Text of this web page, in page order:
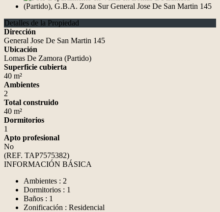
Detalles de la Propiedad
Dirección
General Jose De San Martin 145
Ubicación
Lomas De Zamora (Partido)
Superficie cubierta
40 m²
Ambientes
2
Total construido
40 m²
Dormitorios
1
Apto profesional
No
(REF. TAP7575382)
INFORMACIÓN BÁSICA
Ambientes : 2
Dormitorios : 1
Baños : 1
Zonificación : Residencial